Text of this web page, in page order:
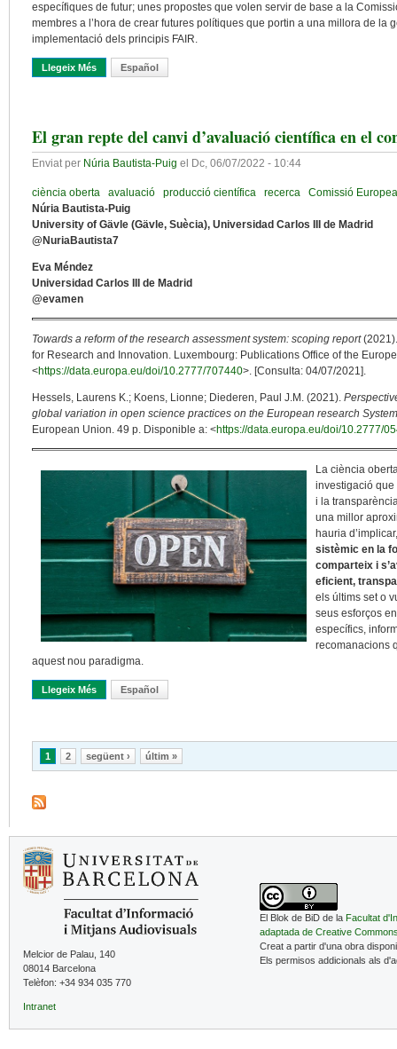
específiques de futur; unes propostes que volen servir de base a la
membres a l’hora de crear futures polítiques que portin a una millora de la
implementació dels principis FAIR.
Llegeix Més Sobre Explorant El Paisatge Europeu De Dades De Recerca: El
Español
El gran repte del canvi d’avaluació científica en el
Enviat per Núria Bautista-Puig el Dc, 06/07/2022 - 10:44
ciència oberta avaluació producció científica recerca
Comissió Europea
Núria Bautista-Puig
University of Gävle (Gävle, Suècia), Universidad Carlos III de Madrid
@NuriaBautista7
Eva Méndez
Universidad Carlos III de Madrid
@evamen
Towards a reform of the research assessment system: scoping report
for Research and Innovation. Luxembourg: Publications Office of the
<https://data.europa.eu/doi/10.2777/707440>. [Consulta: 04/07/2021].
Hessels, Laurens K.; Koens, Lionne; Diederen, Paul J.M. (2021).
global variation in open science practices on the European research
European Union. 49 p. Disponible a: <https://data.europa.eu/doi/10.2777/
La ciència
investigació que
i la
una millor
hauria
sistèmic en la
comparteix i
eficient,
els últims set o
seus esforços
específics,
recomanacions
aquest nou paradigma.
Llegeix Més Sobre El Gran Repte Del Canvi D’avaluació Científica En El
Español
Pàgines
1 2 següent › últim »
Melcior de Palau, 140
08014 Barcelona
Telèfon: +34 934 035 770
Intranet
El Blok de BiD de la Facultat
adaptada de Creative
Creat a partir d'una obra
Els permisos addicionals als